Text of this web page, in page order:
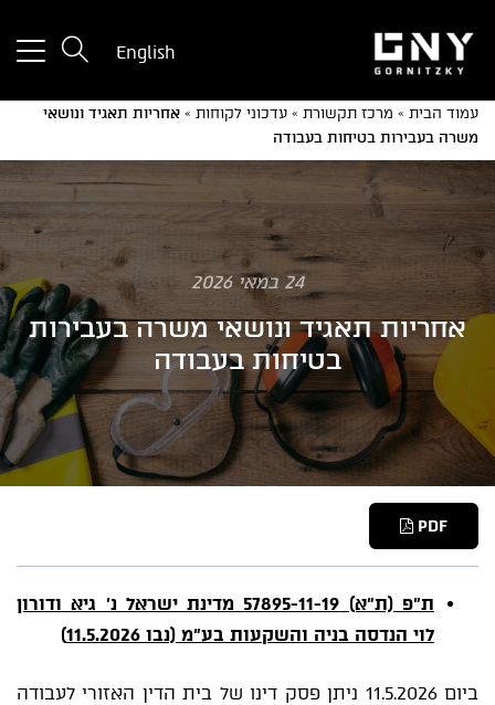
English
עמוד הבית » מרכז תקשורת » עדכוני לקוחות » אחריות תאגיד ונושאי
משרה בעבירות בטיחות בעבודה
24 במאי 2026
אחריות תאגיד ונושאי משרה בעבירות
בטיחות בעבודה
PDF
ת"פ (ת"א) 57895-11-19 מדינת ישראל נ' גיא ודורון
לוי הנדסה בניה והשקעות בע"מ (נבו 11.5.2026)
ביום 11.5.2026 ניתן פסק דינו של בית הדין האזורי לעבודה